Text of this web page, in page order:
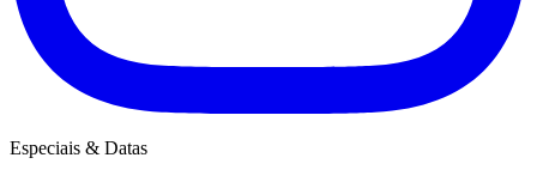
Especiais & Datas